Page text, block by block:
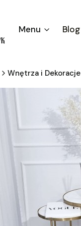
Menu Blog
Wnętrza i Dekoracje